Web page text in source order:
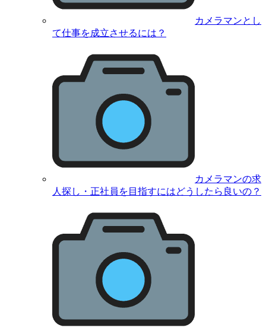
カメラマンとし
て仕事を成立させるには？
カメラマンの求
人探し・正社員を目指すにはどうしたら良いの？